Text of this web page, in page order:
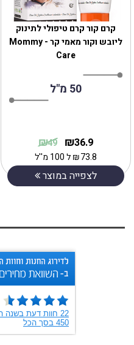
‎קרם קור קרם טיפולי לתינוק
ליובש וקור מאמי קר - Mommy
Care
50 מ"ל
36.9
₪
49
₪
73.8
₪ל 100 מ''ל
לצפייה במוצר